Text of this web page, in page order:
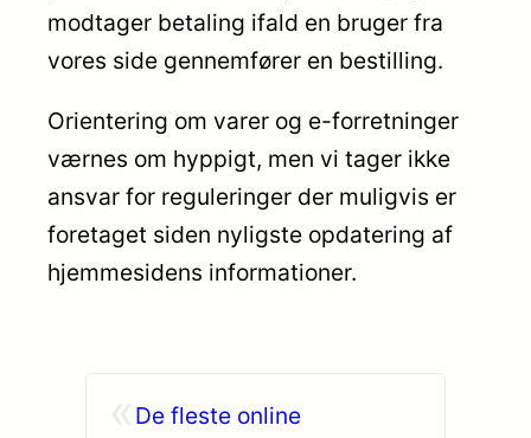
modtager betaling ifald en bruger fra
vores side gennemfører en bestilling.
Orientering om varer og e-forretninger
værnes om hyppigt, men vi tager ikke
ansvar for reguleringer der muligvis er
foretaget siden nyligste opdatering af
hjemmesidens informationer.
De fleste online